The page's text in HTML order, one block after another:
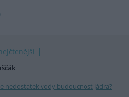
nedostatek vody budoucnost jádra?